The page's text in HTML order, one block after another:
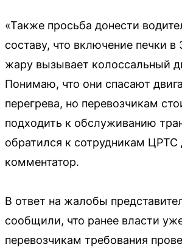
«Также просьба донести
составу, что включение печки
жару вызывает колоссальный
Понимаю, что они спасают
перегрева, но перевозчикам
подходить к обслуживанию
обратился к сотрудникам ЦРТС
комментатор.
В ответ на жалобы
сообщили, что ранее власти
перевозчикам требования